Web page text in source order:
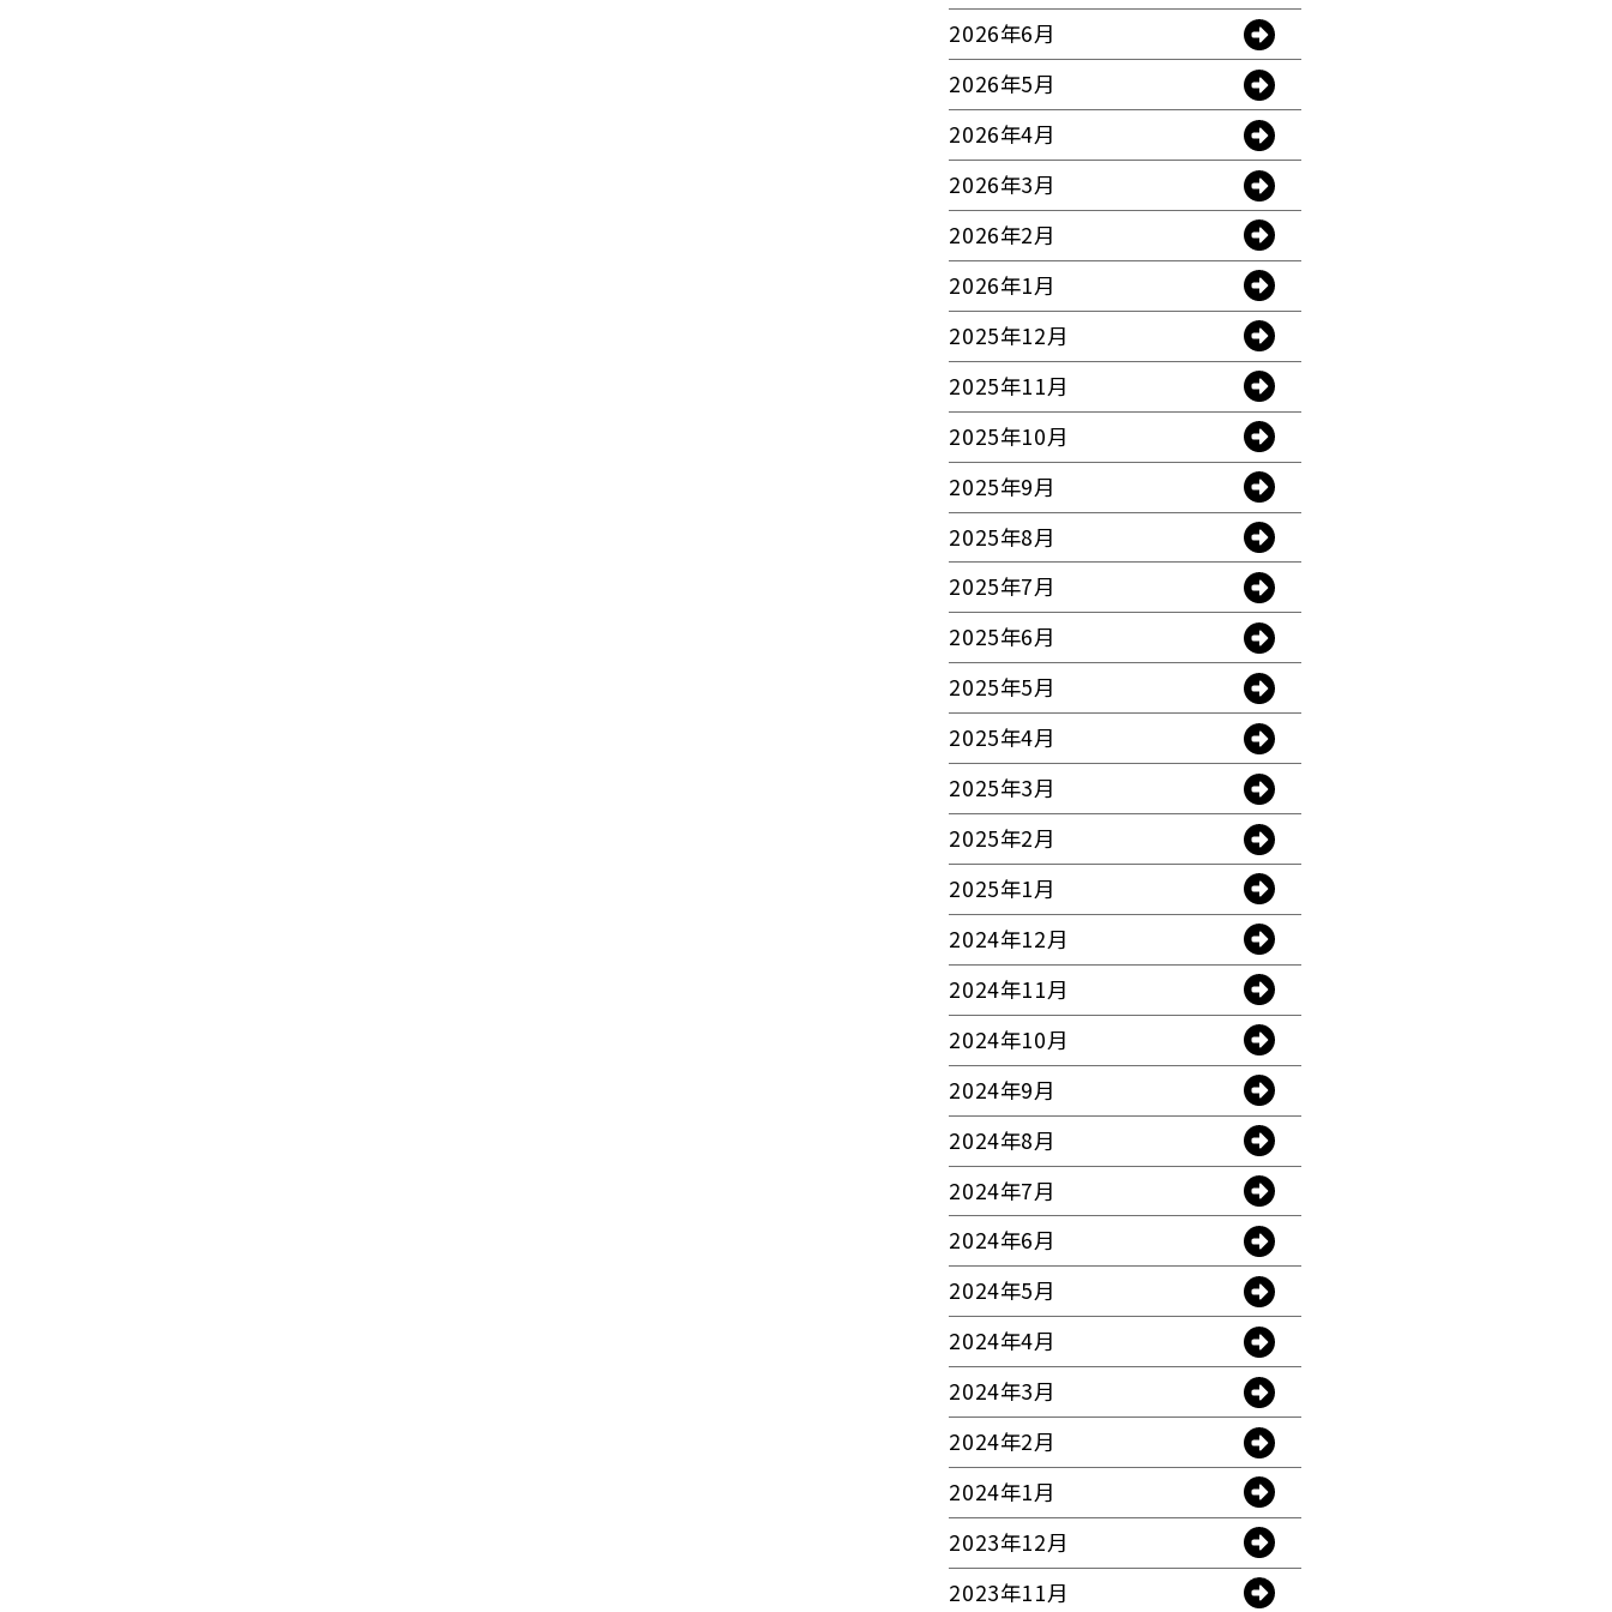
2026年6月
2026年5月
2026年4月
2026年3月
2026年2月
2026年1月
2025年12月
2025年11月
2025年10月
2025年9月
2025年8月
2025年7月
2025年6月
2025年5月
2025年4月
2025年3月
2025年2月
2025年1月
2024年12月
2024年11月
2024年10月
2024年9月
2024年8月
2024年7月
2024年6月
2024年5月
2024年4月
2024年3月
2024年2月
2024年1月
2023年12月
2023年11月